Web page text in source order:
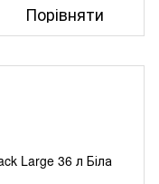
Порівняти
Large 36 л Біла